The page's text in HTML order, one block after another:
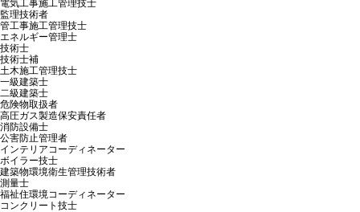
電気工事施工管理技士
監理技術者
管工事施工管理技士
エネルギー管理士
技術士
技術士補
土木施工管理技士
一級建築士
二級建築士
危険物取扱者
高圧ガス製造保安責任者
消防設備士
公害防止管理者
インテリアコーディネーター
ボイラー技士
建築物環境衛生管理技術者
測量士
福祉住環境コーディネーター
コンクリート技士